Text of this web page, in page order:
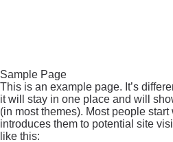
Sample Page
This is an example page. It’s
it will stay in one place and will
(in most themes). Most people
introduces them to potential site
like this: